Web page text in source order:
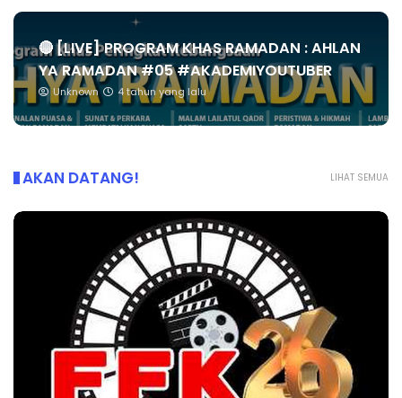
🔴 [LIVE] PROGRAM KHAS RAMADAN : AHLAN
YA RAMADAN #05 #AKADEMIYOUTUBER
Unknown 4 tahun yang lalu
LIHAT SEMUA
AKAN DATANG!